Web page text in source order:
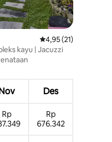
Nilai rata-rata 4,95
4,95 (21)
kayu | Jacuzzi
Des
Rp
Rp
676.342